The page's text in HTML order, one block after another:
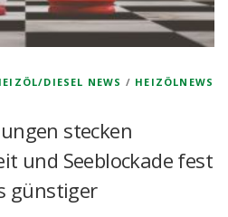
DIESEL NEWS / HEIZÖLNEWS
stecken
und Seeblockade fest
günstiger